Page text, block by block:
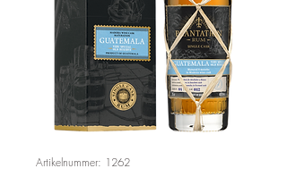
Artikelnummer: 1262